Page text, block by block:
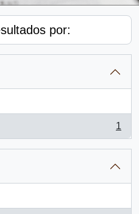
por:
1